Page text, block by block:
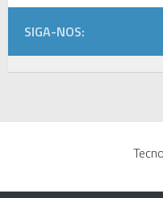
SIGA-NOS: